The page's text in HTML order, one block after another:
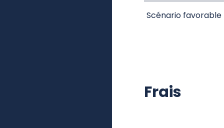
Scénario favorable
Frais